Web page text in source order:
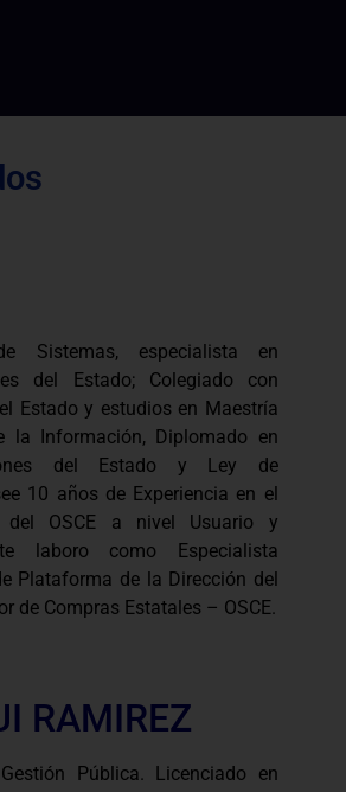
Sistemas, especialista en
del Estado; Colegiado con
Estado y estudios en Maestría
la Información, Diplomado en
del Estado y Ley de
10 años de Experiencia en el
del OSCE a nivel Usuario y
laboro como Especialista
Plataforma de la Dirección del
de Compras Estatales – OSCE.
RAMIREZ
Pública. Licenciado en